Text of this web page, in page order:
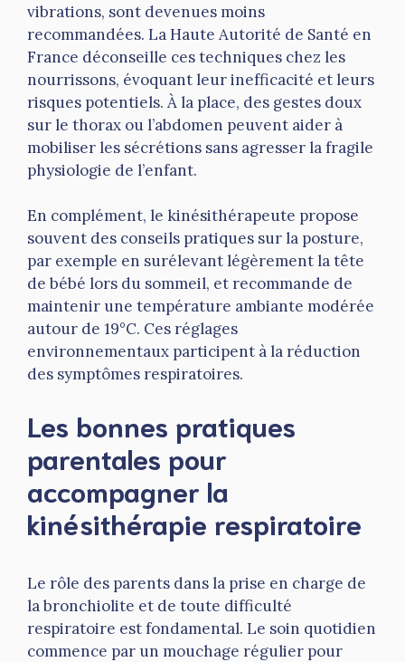
vibrations, sont devenues moins
recommandées. La Haute Autorité de Santé en
France déconseille ces techniques chez les
nourrissons, évoquant leur inefficacité et leurs
risques potentiels. À la place, des gestes doux
sur le thorax ou l’abdomen peuvent aider à
mobiliser les sécrétions sans agresser la fragile
physiologie de l’enfant.
En complément, le kinésithérapeute propose
souvent des conseils pratiques sur la posture,
par exemple en surélevant légèrement la tête
de bébé lors du sommeil, et recommande de
maintenir une température ambiante modérée
autour de 19°C. Ces réglages
environnementaux participent à la réduction
des symptômes respiratoires.
Les bonnes pratiques
parentales pour
accompagner la
kinésithérapie respiratoire
Le rôle des parents dans la prise en charge de
la bronchiolite et de toute difficulté
respiratoire est fondamental. Le soin quotidien
commence par un mouchage régulier pour